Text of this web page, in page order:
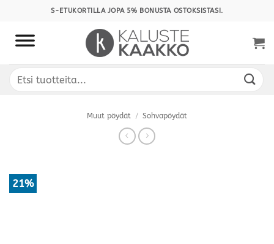
content
S-ETUKORTILLA JOPA 5% BONUSTA OSTOKSISTASI.
Etsi:
Muut pöydät / Sohvapöydät
21%